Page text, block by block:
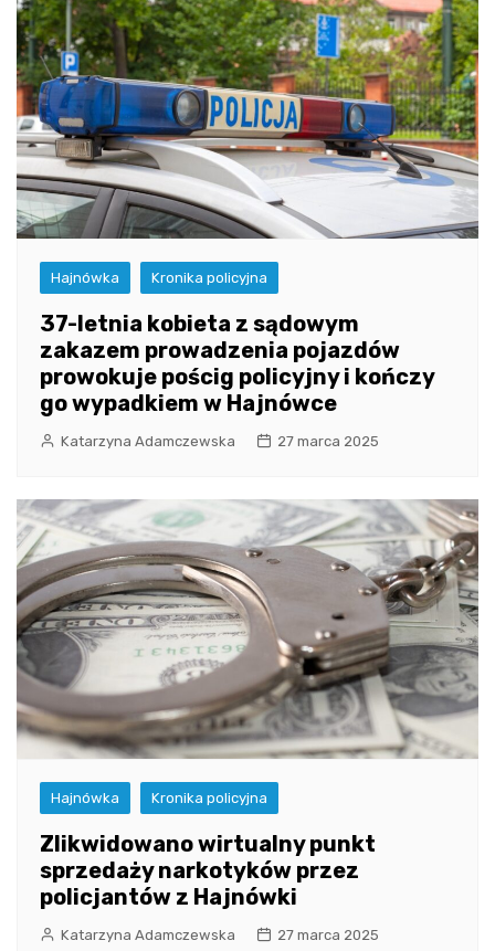
Hajnówka Kronika policyjna
37-letnia kobieta z sądowym
zakazem prowadzenia pojazdów
prowokuje pościg policyjny i kończy
go wypadkiem w Hajnówce
Katarzyna Adamczewska 27 marca 2025
Hajnówka Kronika policyjna
Zlikwidowano wirtualny punkt
sprzedaży narkotyków przez
policjantów z Hajnówki
Katarzyna Adamczewska 27 marca 2025